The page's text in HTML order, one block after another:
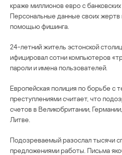
краже миллионов евро с
Персональные данные своих
помощью фишинга.
24-летний житель эстонской
ифицировал сотни компьютеров
пароли и имена пользователей.
Европейская полиция по борьбе с
преступлениями считает, что
счетов в Великобритании,
Литве.
Подозреваемый разослал тысячи
предложениями работы. Письма